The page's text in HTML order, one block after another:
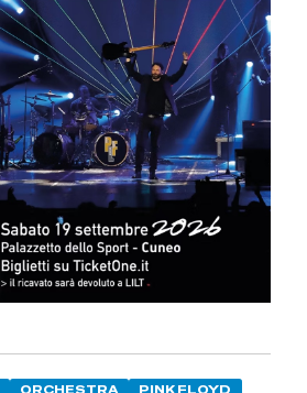
ORCHESTRA PINK FLOYD